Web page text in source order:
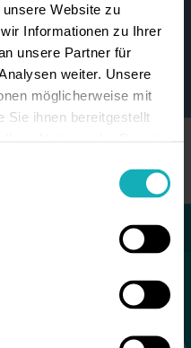
Website zu
Informationen zu Ihrer
unsere Partner für
weiter. Unsere
möglicherweise mit
Sie ihnen bereitgestellt
Hauswirtschaft